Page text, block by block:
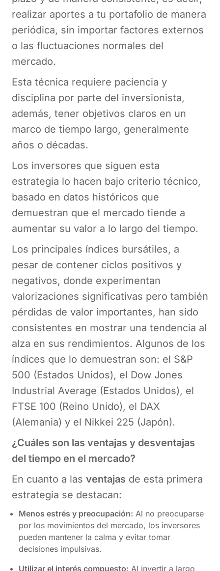
realizar aportes a tu portafolio de manera
periódica, sin importar factores externos
o las fluctuaciones normales del
mercado.
Esta técnica requiere paciencia y
disciplina por parte del inversionista,
además, tener objetivos claros en un
marco de tiempo largo, generalmente
años o décadas.
Los inversores que siguen esta
estrategia lo hacen bajo criterio técnico,
basado en datos históricos que
demuestran que el mercado tiende a
aumentar su valor a lo largo del tiempo.
Los principales índices bursátiles, a
pesar de contener ciclos positivos y
negativos, donde experimentan
valorizaciones significativas pero también
pérdidas de valor importantes, han sido
consistentes en mostrar una tendencia al
alza en sus rendimientos. Algunos de los
índices que lo demuestran son: el S&P
500 (Estados Unidos), el Dow Jones
Industrial Average (Estados Unidos), el
FTSE 100 (Reino Unido), el DAX
(Alemania) y el Nikkei 225 (Japón).
¿Cuáles son las ventajas y desventajas
del tiempo en el mercado?
En cuanto a las ventajas de esta primera
estrategia se destacan:
Menos estrés y preocupación: Al no preocuparse
por los movimientos del mercado, los inversores
pueden mantener la calma y evitar tomar
decisiones impulsivas.
Utilizar el interés compuesto: Al invertir a largo